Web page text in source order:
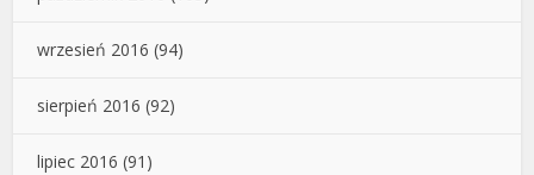
wrzesień 2016 (94)
sierpień 2016 (92)
lipiec 2016 (91)